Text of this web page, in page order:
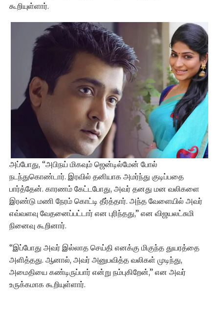
கூறியுள்ளார்.
அப்போது, “அபிநய் மிகவும் ஜென்டில்மேன் போல்
நடந்துகொண்டார். இரவில் தனியாக அமர்ந்து குடிப்பதை
பார்த்தேன். காரணம் கேட்டபோது, அவர் தனது மன வலிகளை
இரண்டு மணி நேரம் கொட்டி தீர்த்தார். அந்த வேளையில் அவர்
எவ்வளவு வேதனைப்பட்டார் என புரிந்தது,” என விஜயலட்சுமி
நினைவு கூறினார்.
“இப்போது அவர் இல்லாத செய்தி எனக்கு மிகுந்த துயரத்தை
அளித்தது. ஆனால், அவர் அனுபவித்த வலிகள் முடிந்து,
அமைதியை கண்டிருப்பார் என்று நம்புகிறேன்,” என அவர்
உருக்கமாக கூறியுள்ளார்.